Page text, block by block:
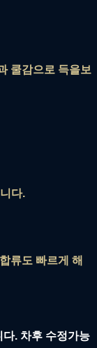
쿨감으로 득을보
다.
류도 빠르게 해
. 차후 수정가능